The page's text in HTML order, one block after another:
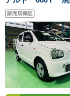
販売店保証